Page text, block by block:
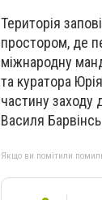
Територія
простором, де
міжнародну
та куратора
частину заходу
Василя
Якщо ви помітили